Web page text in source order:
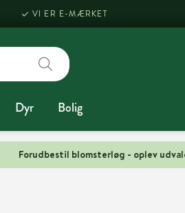
Forudbestil blomsterløg - oplev
VI ER E-MÆRKET
Dyr Bolig